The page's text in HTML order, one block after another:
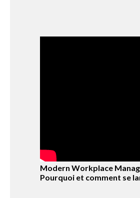
Modern Workplace
Pourquoi et comment se